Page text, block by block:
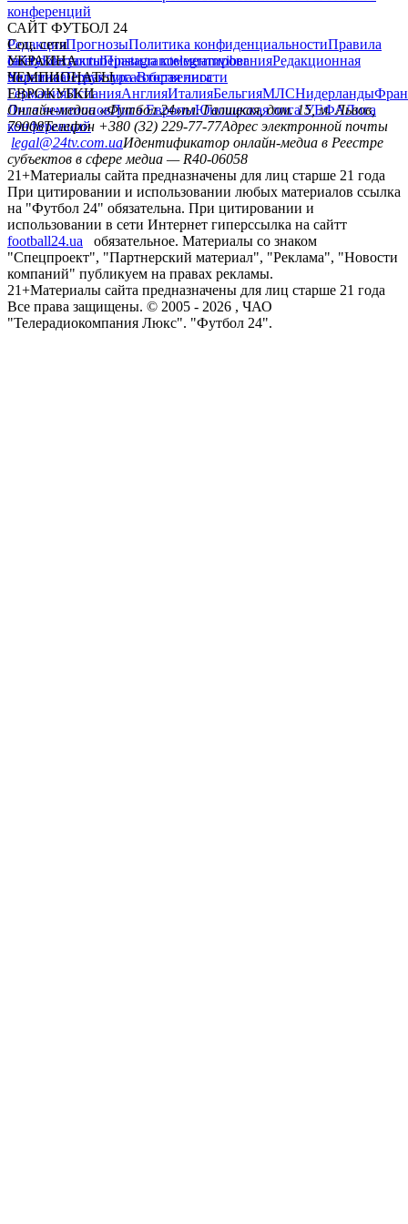
конференций
САЙТ ФУТБОЛ 24
РедакцияПрогнозыПолитика конфиденциальностиПравила
сайтуКонтактыПравила комментированияРедакционная
политикаСтруктура собственности
Соц. сети
facebookxyoutubeinstagramtelegramviber
УКРАИНА
УкраинаПервая лигаВторая лига
ЧЕМПИОНАТЫ
ГерманияИспанияАнглияИталияБельгияМЛСНидерланды
ЕВРОКУБКИ
Лига чемпионовЛига ЕвропыЮношеская лига УЕФАЛига
конференций
Онлайн-медиа «Футбол 24»пл. Галицкая, дом. 15, м. Львов,
79008Телефон +380 (32) 229-77-77Адрес электронной почты
legal@24tv.com.uaИдентификатор онлайн-медиа в Реестре
субъектов в сфере медиа — R40-06058
21+Материалы сайта предназначены для лиц старше 21 года
При цитировании и использовании любых материалов ссылка
на "Футбол 24" обязательна. При цитировании и
использовании в сети Интернет гиперссылка на сайтт
football24.ua
обязательное. Материалы со знаком
"Спецпроект", "Партнерский материал", "Реклама", "Новости
компаний" публикуем на правах рекламы.
21+Материалы сайта предназначены для лиц старше 21 года
Все права защищены. © 2005 - 2026 , ЧАО
"Телерадиокомпания Люкс". "Футбол 24".